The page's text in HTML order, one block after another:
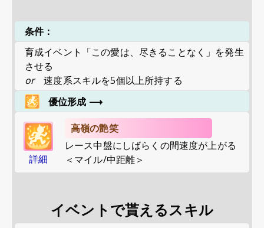
条件：
育成イベント「この愛は、尽きることなく」を発生
させる
or
速度系スキルを5個以上所持する
優位形成 ⟶
詳細
高嶺の艶笑
レース中盤にしばらくの間速度が上がる
＜マイル/中距離＞
イベントで貰えるスキル